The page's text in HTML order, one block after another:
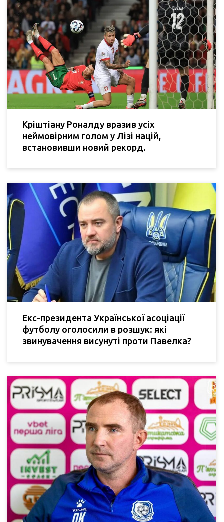
Кріштіану Роналду вразив усіх
неймовірним голом у Лізі націй,
встановивши новий рекорд.
Екс-президента Української асоціації
футболу оголосили в розшук: які
звинувачення висунуті проти Павелка?